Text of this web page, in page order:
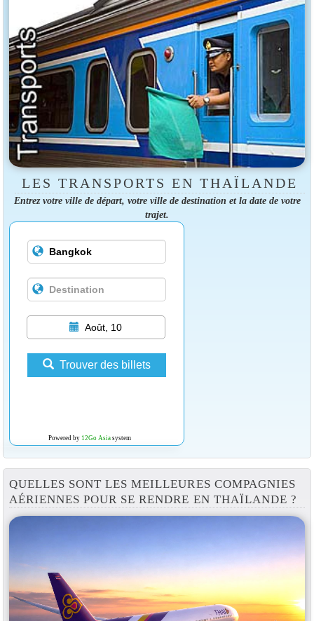
LES TRANSPORTS EN THAÏLANDE
Entrez votre ville de départ, votre ville de destination et la date de votre
trajet.
Août, 10
Trouver des billets
Powered by 12Go Asiasystem
QUELLES SONT LES MEILLEURES COMPAGNIES
AÉRIENNES POUR SE RENDRE EN THAÏLANDE ?